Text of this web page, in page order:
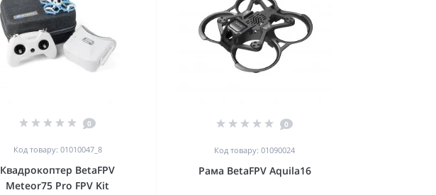
0
Код товару: 01010047_8
Квадрокоптер BetaFPV
Meteor75 Pro FPV Kit
0
Код товару: 01090024
Рама BetaFPV Aquila16